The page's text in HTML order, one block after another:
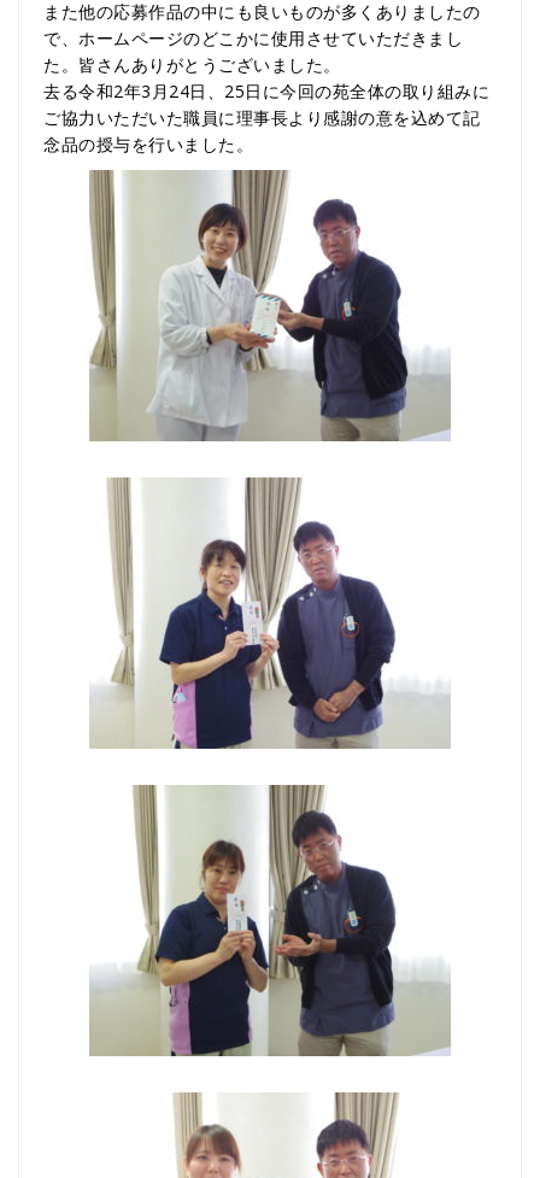
また他の応募作品の中にも良いものが多くありましたの
で、ホームページのどこかに使用させていただきまし
た。皆さんありがとうございました。
去る令和2年3月24日、25日に今回の苑全体の取り組みに
ご協力いただいた職員に理事長より感謝の意を込めて記
念品の授与を行いました。